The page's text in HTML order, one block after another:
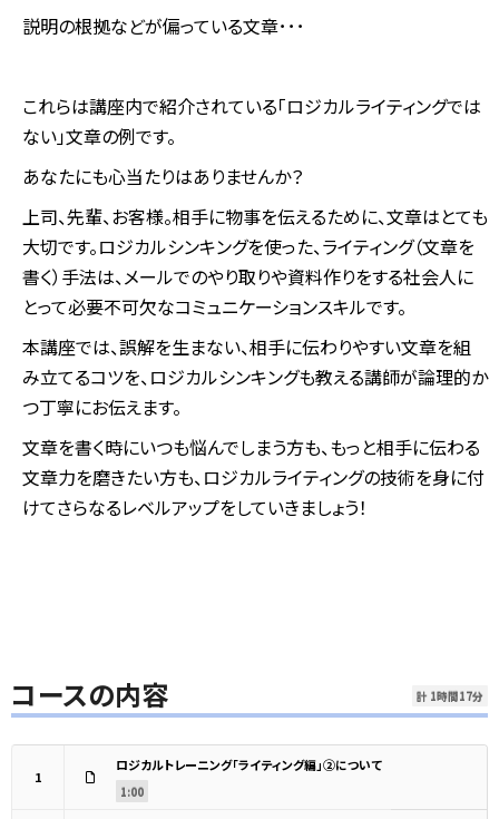
説明の根拠などが偏っている文章･･･
これらは講座内で紹介されている「ロジカルライティングでは
ない」文章の例です。
あなたにも心当たりはありませんか？
上司、先輩、お客様。相手に物事を伝えるために、文章はとても
大切です。ロジカルシンキングを使った、ライティング（文章を
書く）手法は、メールでのやり取りや資料作りをする社会人に
とって必要不可欠なコミュニケーションスキルです。
本講座では、誤解を生まない、相手に伝わりやすい文章を組
み立てるコツを、ロジカルシンキングも教える講師が論理的か
つ丁寧にお伝えます。
文章を書く時にいつも悩んでしまう方も、もっと相手に伝わる
文章力を磨きたい方も、ロジカルライティングの技術を身に付
けてさらなるレベルアップをしていきましょう！
コースの内容 計 1時間17分
1
ロジカルトレーニング「ライティング編」②について
1:00